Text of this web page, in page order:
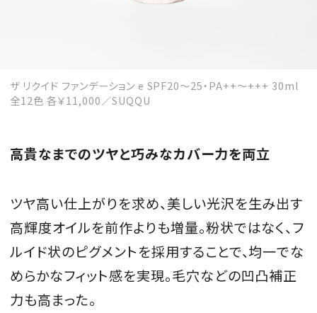
ザ リクイド ファンデーション e SPF20～25・PA++～+++ 30ml
全12色 各￥11,000／SUQQU
高貴なまでのツヤと巧みなカバー力を両立
ツヤ高い仕上がりを求め、美しい光沢を生み出す
高輝度オイルを前作よりも増量。粉状ではなく、フ
ルイド状のピグメントを採用することで、均一でな
めらかなフィット感を実現。毛穴などの凹凸補正
力も高まった。